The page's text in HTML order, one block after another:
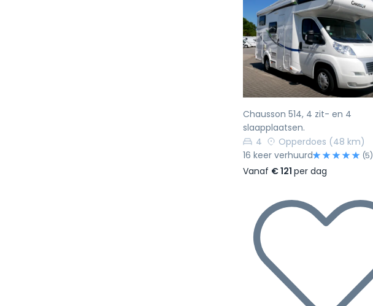
Vorige
Chausson 514, 4 zit- en 4
slaapplaatsen.
4
Opperdoes (48 km)
16 keer verhuurd
(5)
Vanaf € 121 per dag